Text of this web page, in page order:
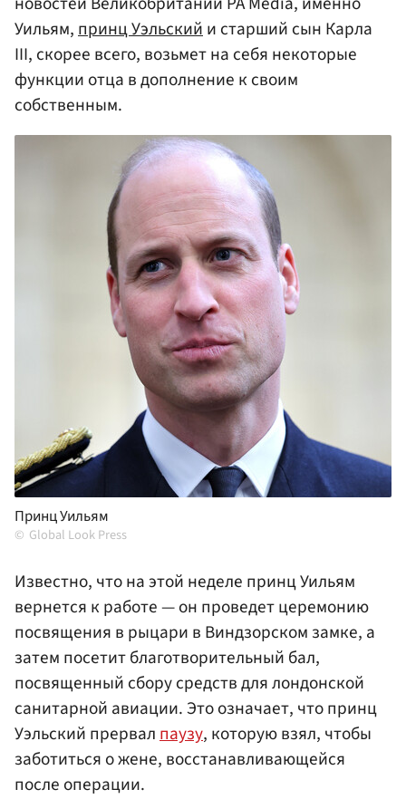
Уильям,принц Уэльскийи старший сын Карла
III, скорее всего, возьмет на себя некоторые
функции отца в дополнение к своим
собственным.
Принц Уильям
Global Look Press
Известно, что на этой неделе принц Уильям
вернется к работе — он проведет церемонию
посвящения в рыцари в Виндзорском замке, а
затем посетит благотворительный бал,
посвященный сбору средств для лондонской
санитарной авиации. Это означает, что принц
Уэльский прервалпаузу, которую взял, чтобы
заботиться о жене, восстанавливающейся
после операции.